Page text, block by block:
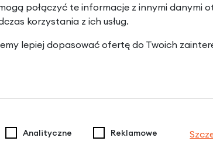
połączyć te informacje z innymi danymi
korzystania z ich usług.
lepiej dopasować ofertę do Twoich
Analityczne Reklamowe